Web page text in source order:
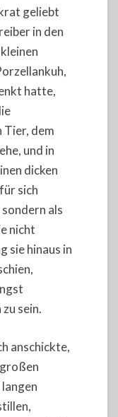
geliebt
in den
hatte,
Tier, dem
und in
dicken
sich
als
nicht
sie hinaus in
sein.
anschickte,